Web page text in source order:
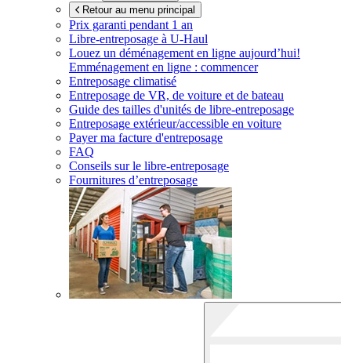
Retour au menu principal
Prix garanti pendant 1 an
Libre-entreposage à U-Haul
Louez un déménagement en ligne aujourd’hui!
Emménagement en ligne : commencer
Entreposage climatisé
Entreposage de VR, de voiture et de bateau
Guide des tailles d'unités de libre-entreposage
Entreposage extérieur/accessible en voiture
Payer ma facture d'entreposage
FAQ
Conseils sur le libre-entreposage
Fournitures d’entreposage